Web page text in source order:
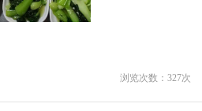
浏览次数： 327次